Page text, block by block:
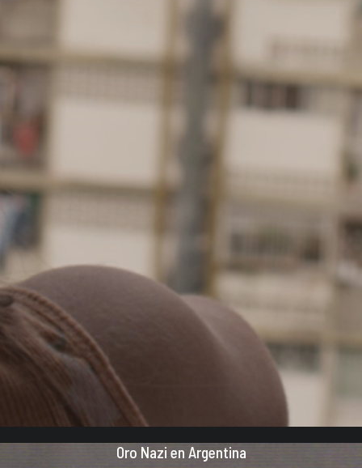
Oro Nazi en Argentina